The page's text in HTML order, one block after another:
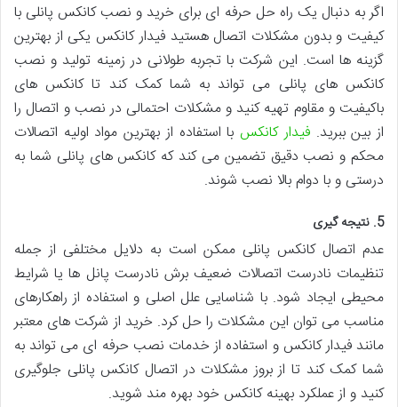
اگر به دنبال یک راه حل حرفه ای برای خرید و نصب کانکس پانلی با
کیفیت و بدون مشکلات اتصال هستید فیدار کانکس یکی از بهترین
گزینه ها است. این شرکت با تجربه طولانی در زمینه تولید و نصب
کانکس های پانلی می تواند به شما کمک کند تا کانکس های
باکیفیت و مقاوم تهیه کنید و مشکلات احتمالی در نصب و اتصال را
از بین ببرید.فیدار کانکسبا استفاده از بهترین مواد اولیه اتصالات
محکم و نصب دقیق تضمین می کند که کانکس های پانلی شما به
درستی و با دوام بالا نصب شوند.
5. نتیجه گیری
عدم اتصال کانکس پانلی ممکن است به دلایل مختلفی از جمله
تنظیمات نادرست اتصالات ضعیف برش نادرست پانل ها یا شرایط
محیطی ایجاد شود. با شناسایی علل اصلی و استفاده از راهکارهای
مناسب می توان این مشکلات را حل کرد. خرید از شرکت های معتبر
مانند فیدار کانکس و استفاده از خدمات نصب حرفه ای می تواند به
شما کمک کند تا از بروز مشکلات در اتصال کانکس پانلی جلوگیری
کنید و از عملکرد بهینه کانکس خود بهره مند شوید.